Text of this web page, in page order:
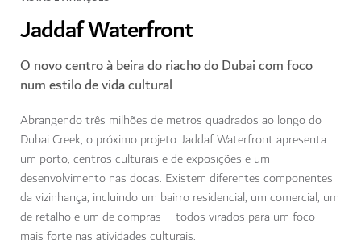
Jaddaf Waterfront
O novo centro à beira do riacho do Dubai com foco
num estilo de vida cultural
Abrangendo três milhões de metros quadrados ao longo do
Dubai Creek, o próximo projeto Jaddaf Waterfront apresenta
um porto, centros culturais e de exposições e um
desenvolvimento nas docas. Existem diferentes componentes
da vizinhança, incluindo um bairro residencial, um comercial, um
de retalho e um de compras – todos virados para um foco
mais forte nas atividades culturais.